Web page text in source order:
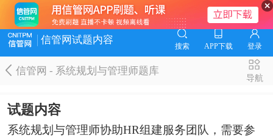
信管网试题内容
搜索 APP下载 登录
信管网 - 系统规划与管理师题库
导航
试题内容
系统规划与管理师协助HR组建服务团队，需要参